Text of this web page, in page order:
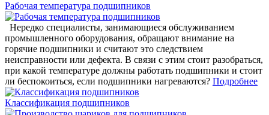
Рабочая температура подшипников
Нередко специалисты, занимающиеся обслуживанием
промышленного оборудования, обращают внимание на
горячие подшипники и считают это следствием
неисправности или дефекта. В связи с этим стоит разобраться,
при какой температуре должны работать подшипники и стоит
ли беспокоиться, если подшипники нагреваются? Подробнее
Классификация подшипников